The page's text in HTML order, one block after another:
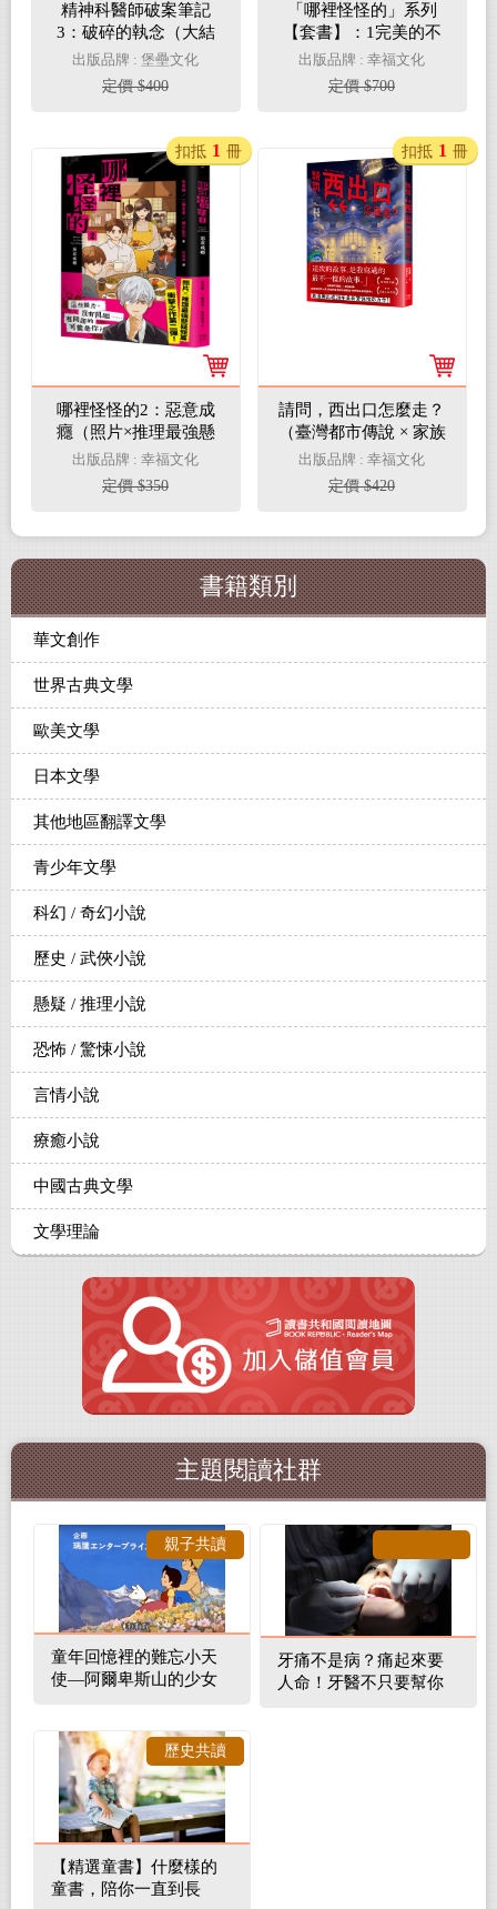
精神科醫師破案筆記
3：破碎的執念（大結
局）
出版品牌 : 堡壘文化
定價 $400
「哪裡怪怪的」系列
【套書】：1完美的不
在場證明+2惡意成癮
（照片×推理最強懸疑
短篇衝擊之作）
出版品牌 : 幸福文化
定價 $700
哪裡怪怪的2：惡意成
癮（照片×推理最強懸
疑短篇衝擊續作）
出版品牌 : 幸福文化
定價 $350
扣抵 1 冊
請問，西出口怎麼走？
（臺灣都市傳說 × 家族
懸案，百萬人氣作家路
邊攤今年最瘋狂的驚悚
小說）
出版品牌 : 幸福文化
定價 $420
扣抵 1 冊
書籍類別
華文創作
世界古典文學
歐美文學
日本文學
其他地區翻譯文學
青少年文學
科幻 / 奇幻小說
歷史 / 武俠小說
懸疑 / 推理小說
恐怖 / 驚悚小說
言情小說
療癒小說
中國古典文學
文學理論
主題閱讀社群
童年回憶裡的難忘小天
使—阿爾卑斯山的少女
親子共讀
牙痛不是病？痛起來要
人命！牙醫不只要幫你
【精選童書】什麼樣的
童書，陪你一直到長
歷史共讀